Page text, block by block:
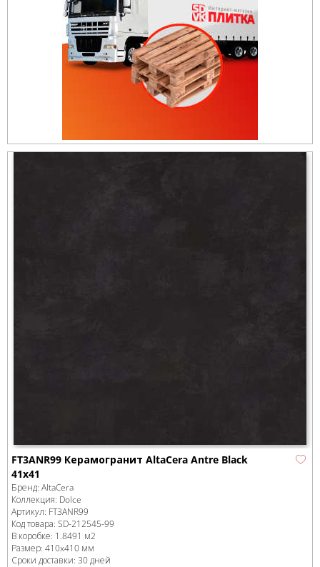
FT3ANR99 Керамогранит AltaCera Antre Black
41х41
Бренд: AltaCera
Коллекция: Dolce
Артикул: FT3ANR99
Код товара: SD-212545-99
В коробке: 1.8491 м2
Размер: 410x410 мм
Сроки доставки: 30 дней